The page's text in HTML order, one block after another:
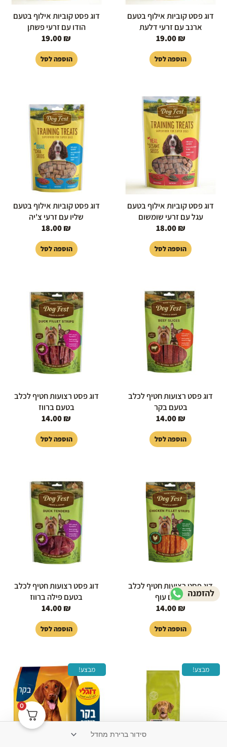
דוג פסט קוביות אילוף בטעם
ארנב עם זרעי דלעת
19.00₪
הוספה לסל
דוג פסט קוביות אילוף בטעם
הודו עם זרעי פשתן
19.00₪
הוספה לסל
דוג פסט קוביות אילוף בטעם
עגל עם זרעי שומשום
18.00₪
הוספה לסל
דוג פסט קוביות אילוף בטעם
שליו עם זרעי צ'יה
18.00₪
הוספה לסל
דוג פסט רצועות חטיף לכלב
בטעם בקר
14.00₪
הוספה לסל
דוג פסט רצועות חטיף לכלב
בטעם ברווז
14.00₪
הוספה לסל
דוג פסט רצועות חטיף לכלב
בטעם עוף
14.00₪
הוספה לסל
דוג פסט רצועות חטיף לכלב
בטעם פילה ברווז
14.00₪
הוספה לסל
מבצע!
המקורי
היה:
239.00 ₪.
מבצע!
המחיר
המקורי
היה:
69.00 ₪.
המחיר
הנוכחי
הוא:
59.00 ₪.
0